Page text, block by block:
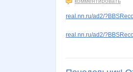
real.nn.ru/ad2/
real.nn.ru/ad2/